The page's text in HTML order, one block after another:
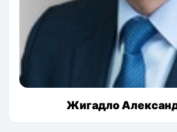
Жигадло